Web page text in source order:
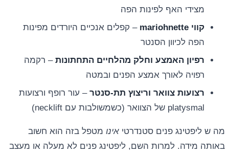
מצידי האף לפינות הפה
קווי mariohnette
– קפלים אנכיים היורדים מפינות
הפה לכיוון הסנטר
רפיון האמצע וחלק מהלחיים התחתונות – רקמה
רפויה לאורך אמצע הפנים ובמטה
רצועות צוואר וריצוץ תת-סנטר – עור רופף ורצועות
platysmal של הצוואר (כשמשולבות עם necklift)
מה ש ליפטינג פנים סטנדרטי אינו מטפל בזה הוא חשוב
באותה מידה. למרות השם, ליפטינג פנים לא מעלה או מעצב